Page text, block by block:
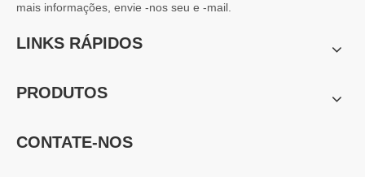
mais informações, envie -nos seu e -mail.
LINKS RÁPIDOS
PRODUTOS
CONTATE-NOS